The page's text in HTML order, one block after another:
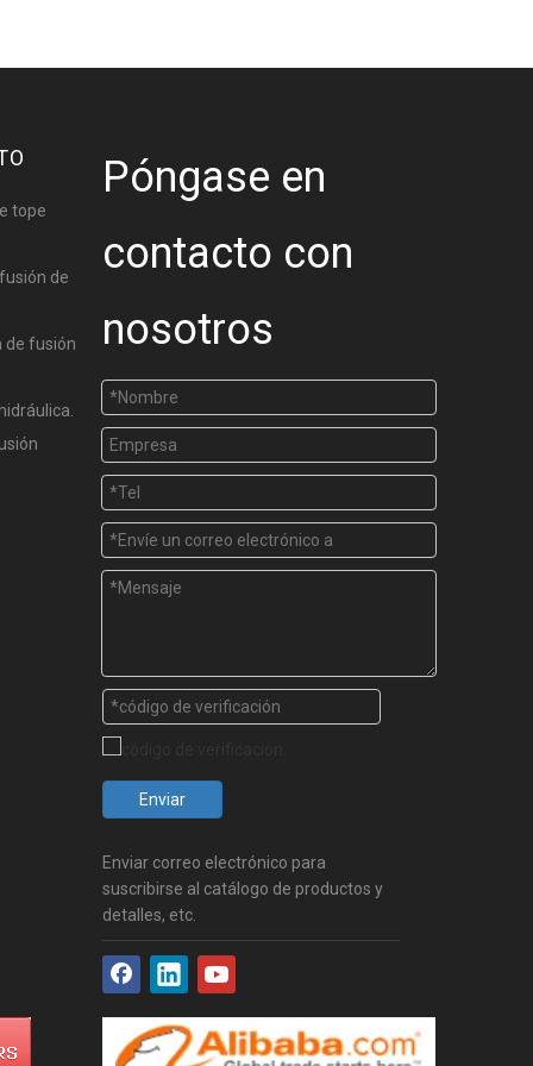
tope
de
de fusión
Póngase en
contacto con
nosotros
Enviar
Enviar correo electrónico para
suscribirse al catálogo de productos y
detalles, etc.